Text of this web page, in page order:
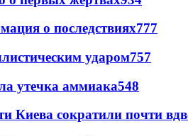
о последствиях777
ударом757
утечка аммиака548
Киева сократили почти